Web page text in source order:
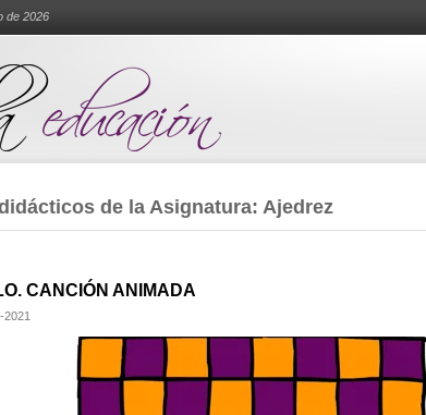
de 2026
de la Asignatura: Ajedrez
CANCIÓN ANIMADA
2021